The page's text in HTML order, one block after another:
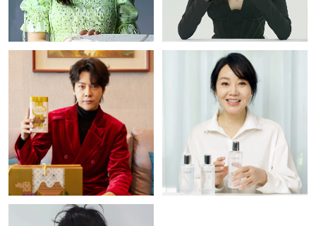
伙伴3 伙伴4